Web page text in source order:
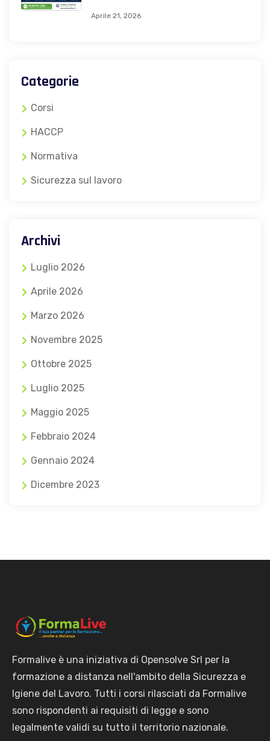
Aprile 21, 2026
Categorie
Corsi
HACCP
Normativa
Sicurezza sul lavoro
Archivi
Luglio 2026
Aprile 2026
Marzo 2026
Novembre 2025
Ottobre 2025
Luglio 2025
Maggio 2025
Febbraio 2024
Gennaio 2024
Dicembre 2023
Formalive è una iniziativa di Opensolve Srl per la
formazione a distanza nell'ambito della Sicurezza e
Igiene del Lavoro. Tutti i corsi rilasciati da Formalive
sono rispondenti ai requisiti di legge e sono
legalmente validi su tutto il territorio nazionale.